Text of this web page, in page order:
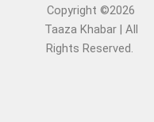
Copyright ©2026
Taaza Khabar | All
Rights Reserved.​